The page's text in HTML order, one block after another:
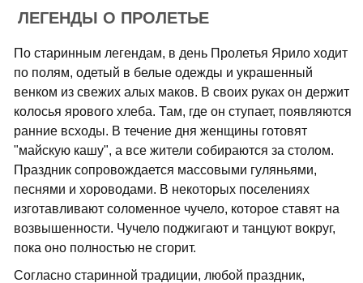
ЛЕГЕНДЫ О ПРОЛЕТЬЕ
По старинным легендам, в день Пролетья Ярило ходит
по полям, одетый в белые одежды и украшенный
венком из свежих алых маков. В своих руках он держит
колосья ярового хлеба. Там, где он ступает, появляются
ранние всходы. В течение дня женщины готовят
"майскую кашу", а все жители собираются за столом.
Праздник сопровождается массовыми гуляньями,
песнями и хороводами. В некоторых поселениях
изготавливают соломенное чучело, которое ставят на
возвышенности. Чучело поджигают и танцуют вокруг,
пока оно полностью не сгорит.
Согласно старинной традиции, любой праздник,